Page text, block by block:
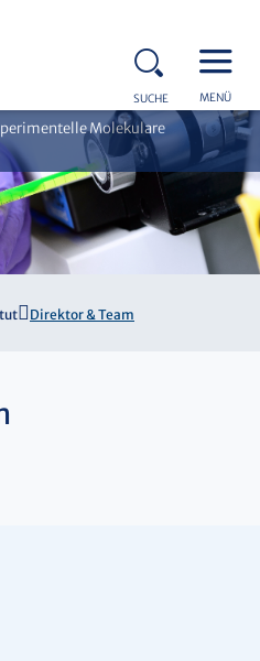
SUCHE MENÜ
Molekulare
Direktor & Team